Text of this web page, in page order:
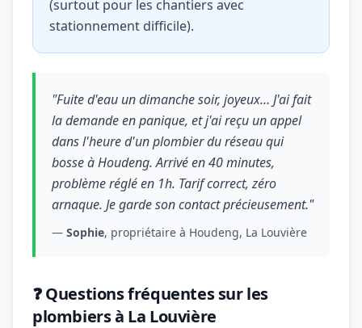
(surtout pour les chantiers avec
stationnement difficile).
"Fuite d'eau un dimanche soir, joyeux… J'ai fait
la demande en panique, et j'ai reçu un appel
dans l'heure d'un plombier du réseau qui
bosse à Houdeng. Arrivé en 40 minutes,
problème réglé en 1h. Tarif correct, zéro
arnaque. Je garde son contact précieusement."
— Sophie, propriétaire à Houdeng, La Louvière
❓ Questions fréquentes sur les
plombiers à La Louvière